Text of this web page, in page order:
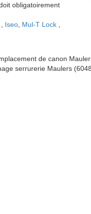
obligatoirement
Iseo Mul-T Lock
de canon
serrurerie Maulers